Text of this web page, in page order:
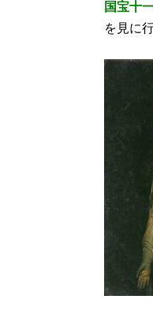
国宝十
を見に